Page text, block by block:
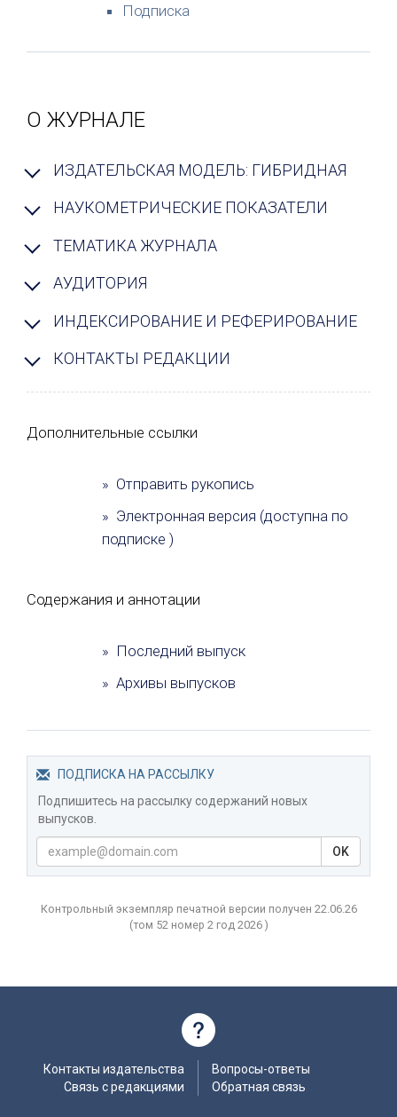
Подписка
О ЖУРНАЛЕ
ИЗДАТЕЛЬСКАЯ МОДЕЛЬ: ГИБРИДНАЯ
НАУКОМЕТРИЧЕСКИЕ ПОКАЗАТЕЛИ
ТЕМАТИКА ЖУРНАЛА
АУДИТОРИЯ
ИНДЕКСИРОВАНИЕ И РЕФЕРИРОВАНИЕ
КОНТАКТЫ РЕДАКЦИИ
Дополнительные ссылки
» Отправить рукопись
» Электронная версия (доступна по
подписке )
Содержания и аннотации
» Последний выпуск
» Архивы выпусков
ПОДПИСКА НА РАССЫЛКУ
Подпишитесь на рассылку содержаний новых
выпусков.
OK
Контрольный экземпляр печатной версии получен 22.06.26
(том 52 номер 2 год 2026 )
Контакты издательства
Связь с редакциями
Вопросы-ответы
Обратная связь